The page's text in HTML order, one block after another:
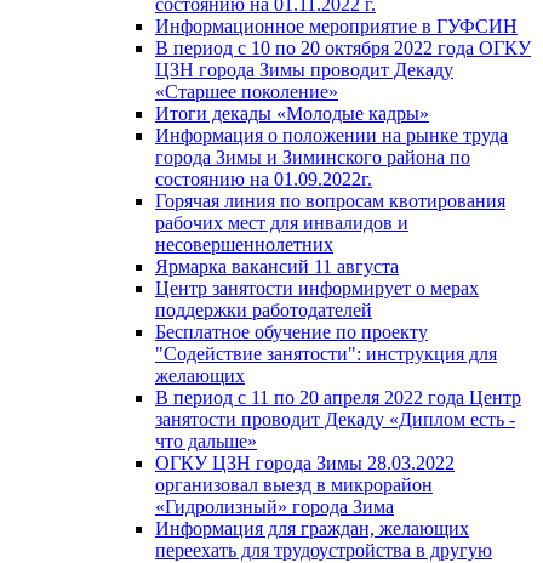
Информационное мероприятие в ГУФСИН
В период с 10 по 20 октября 2022 года ОГКУ
ЦЗН города Зимы проводит Декаду
«Старшее поколение»
Итоги декады «Молодые кадры»
Информация о положении на рынке труда
города Зимы и Зиминского района по
состоянию на 01.09.2022г.
Горячая линия по вопросам квотирования
рабочих мест для инвалидов и
несовершеннолетних
Ярмарка вакансий 11 августа
Центр занятости информирует о мерах
поддержки работодателей
Бесплатное обучение по проекту
"Содействие занятости": инструкция для
желающих
В период с 11 по 20 апреля 2022 года Центр
занятости проводит Декаду «Диплом есть -
что дальше»
ОГКУ ЦЗН города Зимы 28.03.2022
организовал выезд в микрорайон
«Гидролизный» города Зима
Информация для граждан, желающих
переехать для трудоустройства в другую